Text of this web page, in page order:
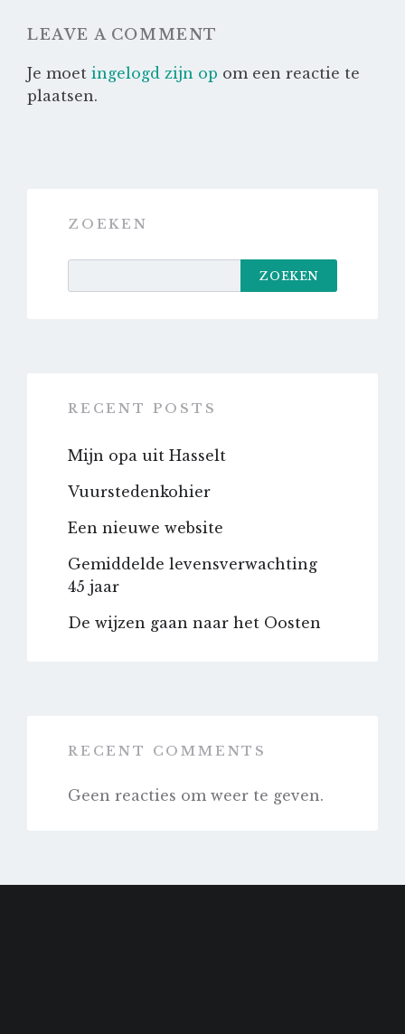
LEAVE A COMMENT
Je moet ingelogd zijn op om een reactie te
plaatsen.
ZOEKEN
ZOEKEN
RECENT POSTS
Mijn opa uit Hasselt
Vuurstedenkohier
Een nieuwe website
Gemiddelde levensverwachting
45 jaar
De wijzen gaan naar het Oosten
RECENT COMMENTS
Geen reacties om weer te geven.